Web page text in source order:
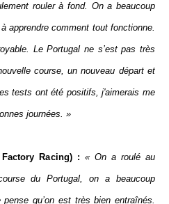
rouler à fond. On a beaucoup
apprendre comment tout fonctionne.
Le Portugal ne s’est pas très
course, un nouveau départ et
tests ont été positifs, j'aimerais me
journées. »
Racing) : « On a roulé au
du Portugal, on a beaucoup
qu’on est très bien entraînés.